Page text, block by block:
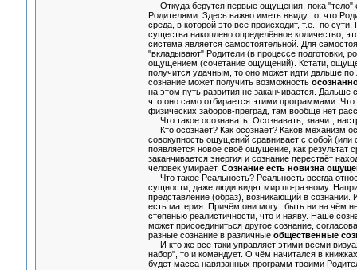
Откуда берутся первые ощущения, пока
Родителями. Здесь важно иметь ввиду то, что
среда, в которой это всё происходит, т.е., по
существа накоплено определённое количество,
система является самостоятельной. Для
"вкладывают" Родители (в процессе подготовки,
ощущением (сочетание ощущений). Кстати,
получится удачным, то оно может идти дальше по
сознание может получить возможность
на этом путь развития не заканчивается. Дальше
что оно само отбирается этими программами.
физических заборов-преград, там вообще нет
Что такое осознавать. Осознавать, значит,
Кто осознает? Как осознает? Каков механизм
совокупность ощущений сравнивает с собой (или
появляется новое своё ощущение, как
заканчивается энергия и сознание перестаёт
человек умирает. Сознание есть новизна
Что такое Реальность? Реальность всегда
сущности, даже люди видят мир по-разному.
представление (образ), возникающий в
есть материя. Причём они могут быть ни на чём
степенью реалистичности, что и наяву. Наше
может присоединиться другое сознание,
разные сознание в различные общественные
И кто же все таки управляет этими всеми
набор", то и командует. О чём начитался в
будет масса навязанных программ твоими